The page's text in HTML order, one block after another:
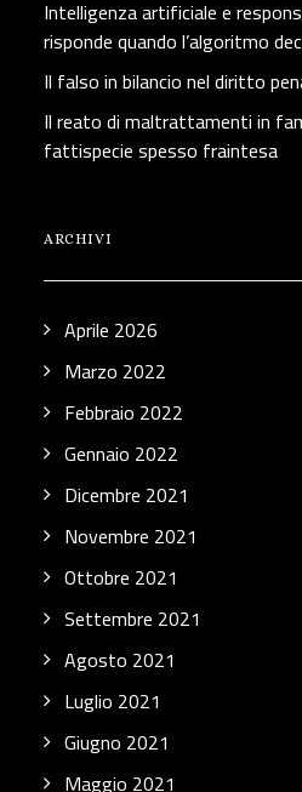
Intelligenza artificiale e
risponde quando l’algoritmo
Il falso in bilancio nel diritto
Il reato di maltrattamenti in
fattispecie spesso fraintesa
ARCHIVI
Aprile 2026
Marzo 2022
Febbraio 2022
Gennaio 2022
Dicembre 2021
Novembre 2021
Ottobre 2021
Settembre 2021
Agosto 2021
Luglio 2021
Giugno 2021
Maggio 2021